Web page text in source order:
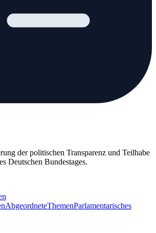
der politischen Transparenz und Teilhabe
Deutschen Bundestages.
AbgeordneteThemenParlamentarisches